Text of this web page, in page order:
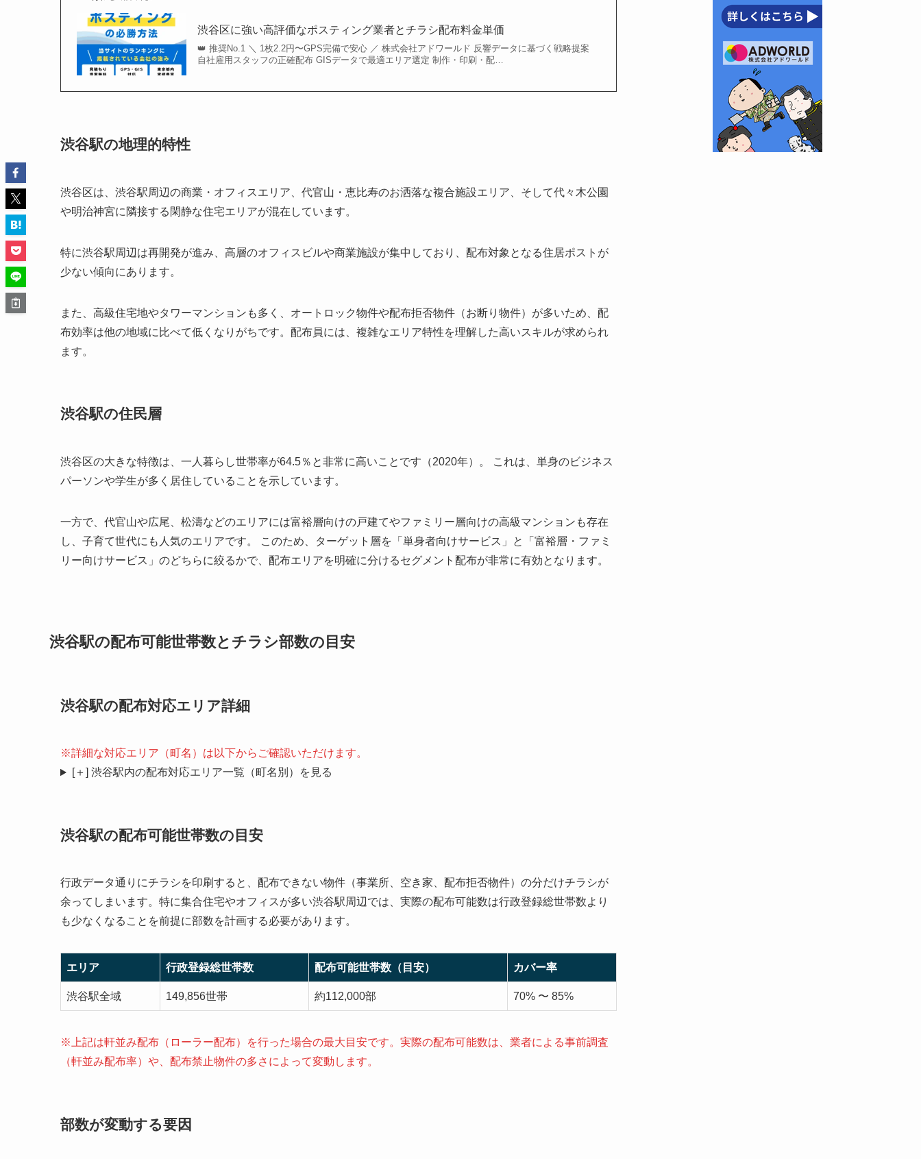
渋谷区に強い高評価なポスティング業者とチラシ配布料金単価
👑 推奨No.1 ＼ 1枚2.2円〜GPS完備で安心 ／ 株式会社アドワールド 反響データに基づく戦略提案
自社雇用スタッフの正確配布 GISデータで最適エリア選定 制作・印刷・配…
渋谷駅の地理的特性
渋谷区は、渋谷駅周辺の商業・オフィスエリア、代官山・恵比寿のお洒落な複合施設エリア、そして代々木公園
や明治神宮に隣接する閑静な住宅エリアが混在しています。
特に渋谷駅周辺は再開発が進み、高層のオフィスビルや商業施設が集中しており、配布対象となる住居ポストが
少ない傾向にあります。
また、高級住宅地やタワーマンションも多く、オートロック物件や配布拒否物件（お断り物件）が多いため、配
布効率は他の地域に比べて低くなりがちです。配布員には、複雑なエリア特性を理解した高いスキルが求められ
ます。
渋谷駅の住民層
渋谷区の大きな特徴は、 一人暮らし世帯率が64.5％と非常に高いことです（2020年）。 これは、単身のビジネス
パーソンや学生が多く居住していることを示しています。
一方で、代官山や広尾、松濤などのエリアには富裕層向けの戸建てやファミリー層向けの高級マンションも存在
し、子育て世代にも人気のエリアです。 このため、ターゲット層を「単身者向けサービス」と「富裕層・ファミ
リー向けサービス」のどちらに絞るかで、配布エリアを明確に分けるセグメント配布が非常に有効となります。
渋谷駅の配布可能世帯数とチラシ部数の目安
渋谷駅の配布対応エリア詳細
※詳細な対応エリア（町名）は以下からご確認いただけます。
[＋] 渋谷駅内の配布対応エリア一覧（町名別）を見る
渋谷駅の配布可能世帯数の目安
行政データ通りにチラシを印刷すると、配布できない物件（事業所、空き家、配布拒否物件）の分だけチラシが
余ってしまいます。特に集合住宅やオフィスが多い渋谷駅周辺では、実際の配布可能数は行政登録総世帯数より
も少なくなることを前提に部数を計画する必要があります。
エリア 行政登録総世帯数 配布可能世帯数（目安） カバー率
渋谷駅全域 149,856世帯 約112,000部 70% 〜 85%
※上記は軒並み配布（ローラー配布）を行った場合の最大目安です。実際の配布可能数は、業者による事前調査
（軒並み配布率）や、配布禁止物件の多さによって変動します。
部数が変動する要因